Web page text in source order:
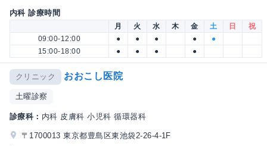
内科 診療時間
月 火 水 木 金 土 日
祝
09:00-12:00
● ● ● ●
●
15:00-18:00
● ● ● ●
クリニック おおこし医院
土曜診察
診療科： 内科 皮膚科 小児科 循環器科
〒1700013 東京都豊島区東池袋2-26-4-1F